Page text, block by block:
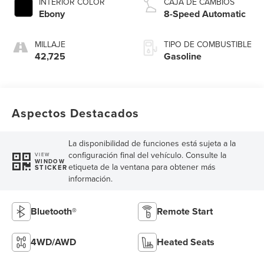
Ebony
MILLAJE
42,725
8-Speed Automatic
TIPO DE COMBUSTIBLE
Gasoline
Aspectos Destacados
VIEW
WINDOW
STICKER
La disponibilidad de funciones está sujeta a la
configuración final del vehículo. Consulte la
etiqueta de la ventana para obtener más
información.
Bluetooth® Remote Start
4WD/AWD Heated Seats